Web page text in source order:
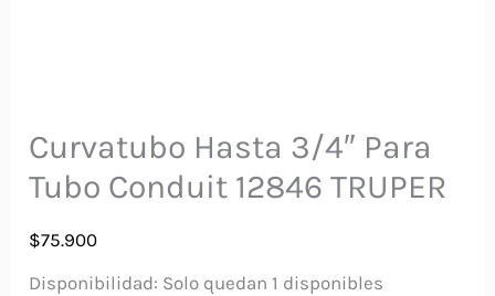
Curvatubo Hasta 3/4″ Para
Tubo Conduit 12846 TRUPER
$75.900
Disponibilidad: Solo quedan 1 disponibles